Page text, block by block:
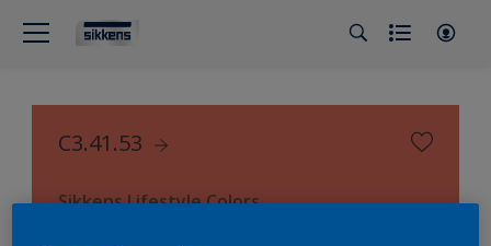
C3.41.53
Sikkens Lifestyle Colors